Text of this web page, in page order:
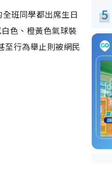
班同學都出席生日
色、橙黃色氣球裝
至行為舉止則被網民
5